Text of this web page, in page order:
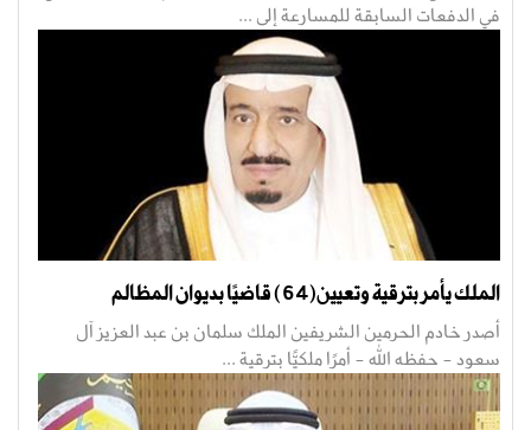
في الدفعات السابقة للمسارعة إلى ...
الملك يأمر بترقية وتعيين(64) قاضيًا بديوان المظالم
أصدر خادم الحرمين الشريفين الملك سلمان بن عبد العزيز آل
سعود - حفظه الله - أمرًا ملكيًّا بترقية ...